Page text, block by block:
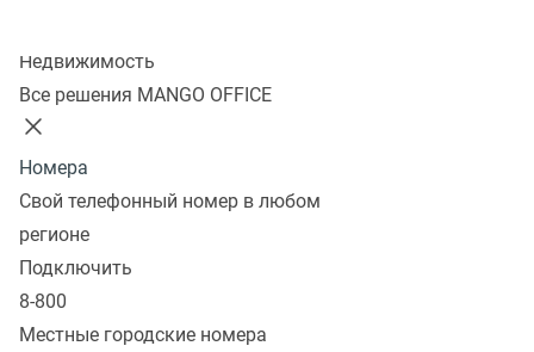
Недвижимость
Все решения MANGO OFFICE
Номера
Свой телефонный номер в любом
регионе
Подключить
8-800
Местные городские номера
каждый диалог долго, дорого, неэффективно,
Модуль
предлагает единую систему управления
коммуникациями: автоматическую оценку 100%